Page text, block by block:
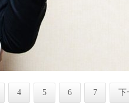
4 5 6 7 下